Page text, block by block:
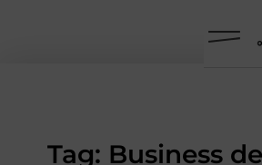
Tag: Business